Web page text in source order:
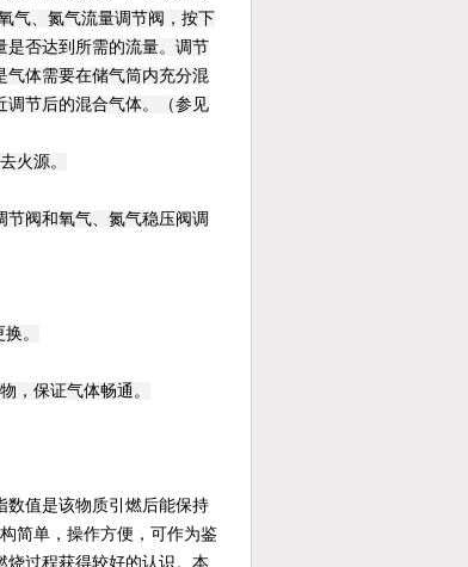
气、氮气流量调节阀，按下
是否达到所需的流量。调节
气体需要在储气筒内充分混
调节后的混合气体。（参见
火源。
阀和氧气、氮气稳压阀调
。
，保证气体畅通。
数值是该物质引燃后能保持
简单，操作方便，可作为鉴
烧过程获得较好的认识。本